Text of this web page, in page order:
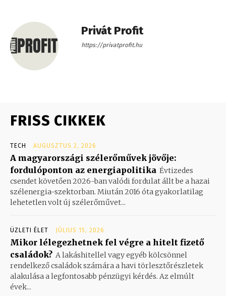
Privát Profit
https://privatprofit.hu
FRISS CIKKEK
TECH AUGUSZTUS 2, 2026
A magyarországi szélerőművek jövője:
fordulóponton az energiapolitika Évtizedes
csendet követően 2026-ban valódi fordulat állt be a hazai
szélenergia-szektorban. Miután 2016 óta gyakorlatilag
lehetetlen volt új szélerőművet...
ÜZLETI ÉLET JÚLIUS 15, 2026
Mikor lélegezhetnek fel végre a hitelt fizető
családok? A lakáshitellel vagy egyéb kölcsönnel
rendelkező családok számára a havi törlesztőrészletek
alakulása a legfontosabb pénzügyi kérdés. Az elmúlt
évek...